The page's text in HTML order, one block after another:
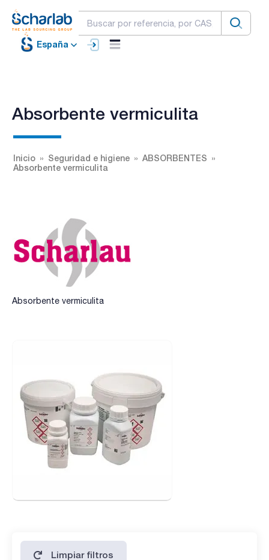
España
Absorbente vermiculita
Inicio Seguridad e higiene
ABSORBENTES
Absorbente vermiculita
Absorbente vermiculita
Limpiar filtros